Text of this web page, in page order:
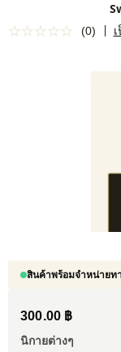
(0)
สินค้าพร้อมจำหน่ายท
300.00 ฿
นิกายต่างๆ